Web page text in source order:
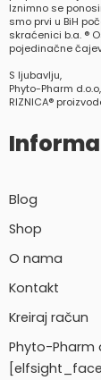
Iznimno se
smo prvi u BiH
skraćenici b.a. ®
pojedinačne
S ljubavlju,
Phyto-Pharm d.o.o,
RIZNICA®
Blog
Shop
O nama
Kontakt
Kreiraj račun
Phyto-Pharm